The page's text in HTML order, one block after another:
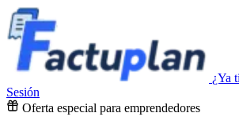
¿Ya
Sesión
Oferta especial para emprendedores